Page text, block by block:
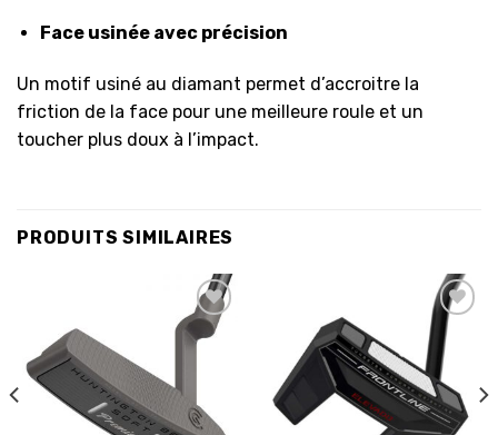
Face usinée avec précision
Un motif usiné au diamant permet d’accroitre la
friction de la face pour une meilleure roule et un
toucher plus doux à l’impact.
PRODUITS SIMILAIRES
d’envies
Ajouter
à la
liste
d’envies